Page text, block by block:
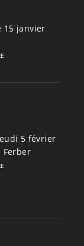
15 janvier
5 février
Ferber